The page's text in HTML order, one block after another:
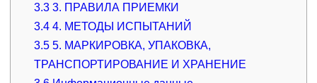
3.3 3. ПРАВИЛА ПРИЕМКИ
3.4 4. МЕТОДЫ ИСПЫТАНИЙ
3.5 5. МАРКИРОВКА, УПАКОВКА,
ТРАНСПОРТИРОВАНИЕ И ХРАНЕНИЕ